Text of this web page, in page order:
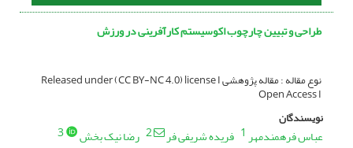
طراحی و تبیین چارچوب اکوسیستم کارآفرینی در ورزش
نوع مقاله : مقاله پژوهشی Released under (CC BY-NC 4.0) license I
Open Access I
نویسندگان
عباس فرهمندمهر1 فریده شریفی فر 2 رضا نیک بخش 3